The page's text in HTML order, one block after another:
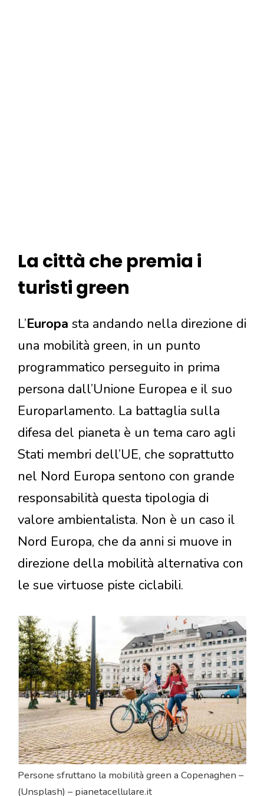
La città che premia i
turisti green
L’Europa sta andando nella direzione di
una mobilità green, in un punto
programmatico perseguito in prima
persona dall’Unione Europea e il suo
Europarlamento. La battaglia sulla
difesa del pianeta è un tema caro agli
Stati membri dell’UE, che soprattutto
nel Nord Europa sentono con grande
responsabilità questa tipologia di
valore ambientalista. Non è un caso il
Nord Europa, che da anni si muove in
direzione della mobilità alternativa con
le sue virtuose piste ciclabili.
Persone sfruttano la mobilità green a Copenaghen –
(Unsplash) – pianetacellulare.it